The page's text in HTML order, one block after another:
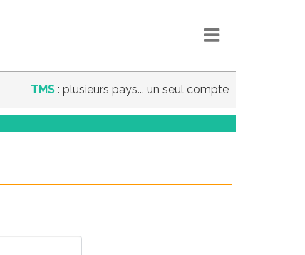
TMS : plusieurs pays... un seul compte